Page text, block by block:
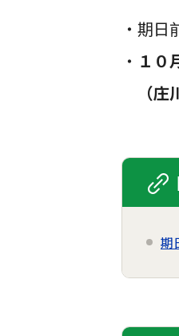
・期
・ １０
（庄
期